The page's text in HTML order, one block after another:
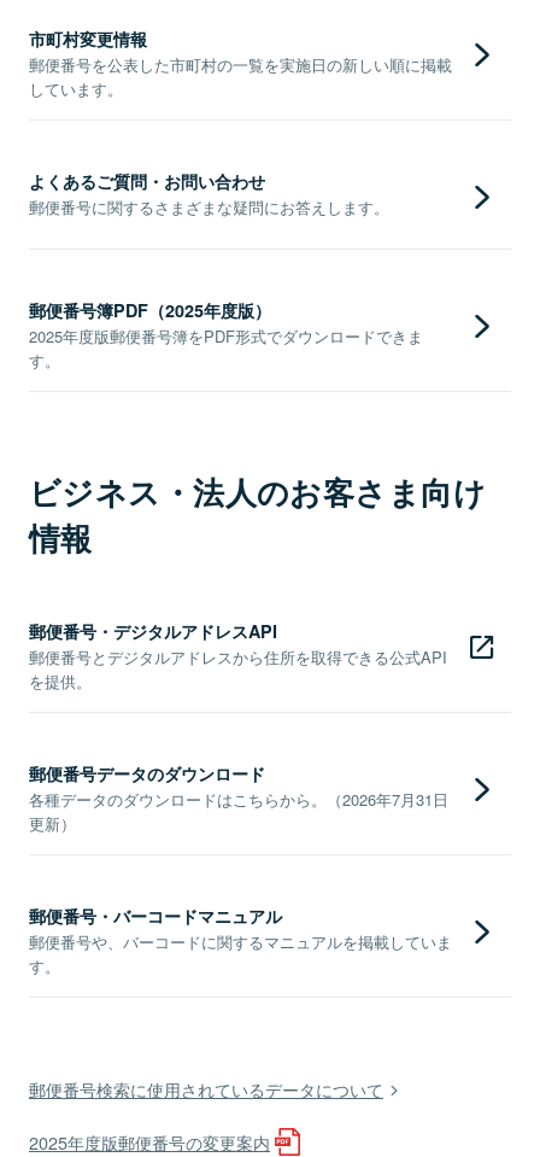
市町村変更情報
郵便番号を公表した市町村の一覧を実施日の新しい順に掲載
しています。
よくあるご質問・お問い合わせ
郵便番号に関するさまざまな疑問にお答えします。
郵便番号簿PDF（2025年度版）
2025年度版郵便番号簿をPDF形式でダウンロードできま
す。
ビジネス・法人のお客さま向け
情報
郵便番号・デジタルアドレスAPI
郵便番号とデジタルアドレスから住所を取得できる公式API
を提供。
郵便番号データのダウンロード
各種データのダウンロードはこちらから。（2026年7月31日
更新）
郵便番号・バーコードマニュアル
郵便番号や、バーコードに関するマニュアルを掲載していま
す。
郵便番号検索に使用されているデータについて
2025年度版郵便番号の変更案内